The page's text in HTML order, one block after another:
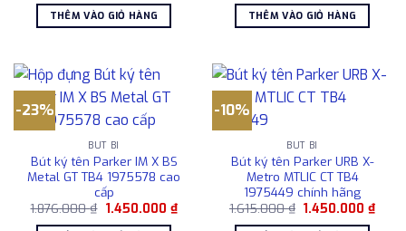
THÊM VÀO GIỎ HÀNG là:
2.221.000 ₫.
THÊM VÀO GIỎ HÀNG
-23%
BÚT BI
Bút ký tên Parker IM X BS
Metal GT TB4 1975578 cao
cấp
1.876.000₫ Giá
1.450.000 ₫Giá
hiện
-10%
BÚT BI
Bút ký tên Parker URB X-
Metro MTLIC CT TB4
1975449 chính hãng
1.615.000₫ Giá
1.450.000₫Giá
hiện